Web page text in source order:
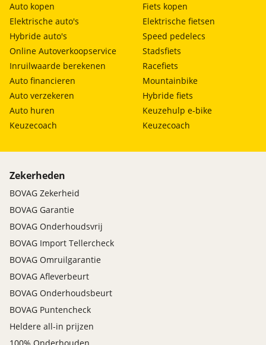
Auto kopen
Elektrische auto's
Hybride auto's
Online Autoverkoopservice
Inruilwaarde berekenen
Auto financieren
Auto verzekeren
Auto huren
Keuzecoach
Fiets kopen
Elektrische fietsen
Speed pedelecs
Stadsfiets
Racefiets
Mountainbike
Hybride fiets
Keuzehulp e-bike
Keuzecoach
Zekerheden
BOVAG Zekerheid
BOVAG Garantie
BOVAG Onderhoudsvrij
BOVAG Import Tellercheck
BOVAG Omruilgarantie
BOVAG Afleverbeurt
BOVAG Onderhoudsbeurt
BOVAG Puntencheck
Heldere all-in prijzen